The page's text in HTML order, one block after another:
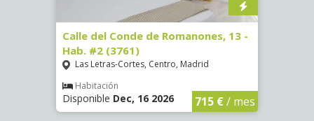
Calle del Conde de Romanones, 13 -
Hab. #2 (3761)
Las Letras-Cortes, Centro, Madrid
Habitación
Disponible Dec, 16 2026 715 €/ mes